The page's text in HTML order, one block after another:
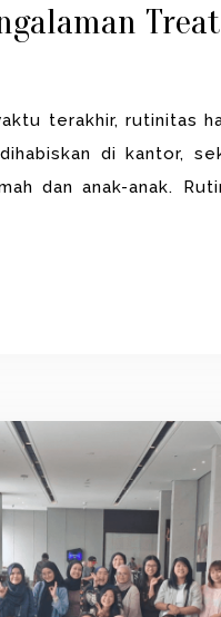
terakhir, rutinitas
di kantor,
dan anak-anak.